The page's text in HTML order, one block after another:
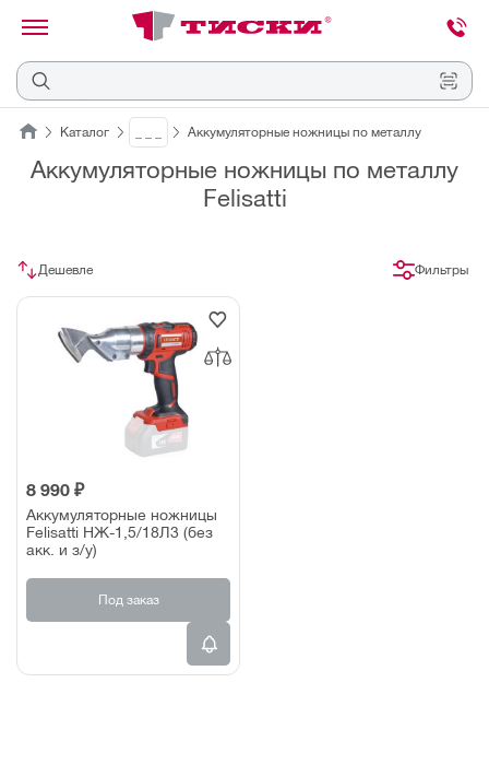
Отмена
Наведите
или
штрихкод,
расположенный
ценнике,
товаре
Каталог Аккумуляторные ножницы по металлу
Аккумуляторные ножницы по металлу
Felisatti
Дешевле Фильтры
8 990 ₽
Аккумуляторные ножницы
Felisatti НЖ-1,5/18Л3 (без
акк. и з/у)
Под заказ